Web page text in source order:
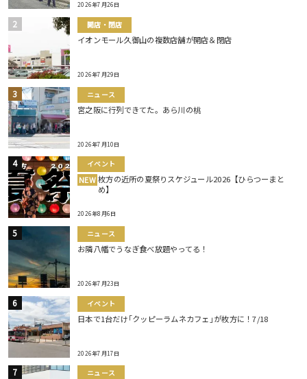
2026年7月26日
開店・閉店
イオンモール久御山の複数店舗が開店＆閉店
2026年7月29日
ニュース
宮之阪に行列できてた。あら川の桃
2026年7月10日
イベント
NEW 枚方の近所の夏祭りスケジュール2026【ひらつーまと
め】
2026年8月6日
ニュース
お隣八幡でうなぎ食べ放題やってる！
2026年7月23日
イベント
日本で1台だけ｢クッピーラムネカフェ｣が枚方に！7/18
2026年7月17日
ニュース